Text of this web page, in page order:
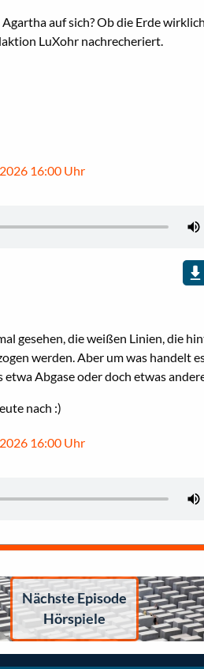
auf sich? Ob die Erde
LuXohr nachrecheriert.
16:00 Uhr
gesehen, die weißen Linien, die
werden. Aber um was handelt
etwa Abgase oder doch etwas
nach :)
16:00 Uhr
Nächste Episode
Hörspiele